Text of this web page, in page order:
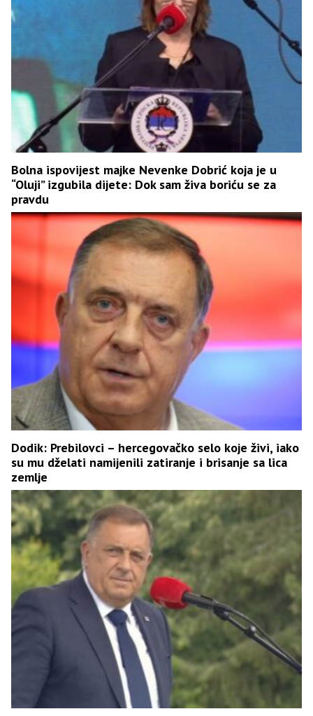
Bolna ispovijest majke Nevenke Dobrić koja je u
“Oluji” izgubila dijete: Dok sam živa boriću se za
pravdu
Dodik: Prebilovci – hercegovačko selo koje živi, iako
su mu dželati namijenili zatiranje i brisanje sa lica
zemlje